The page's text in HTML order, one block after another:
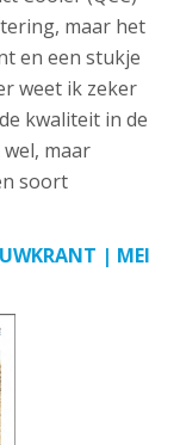
maar het
en een stukje
weet ik zeker
kwaliteit in de
maar
soort
| MEI